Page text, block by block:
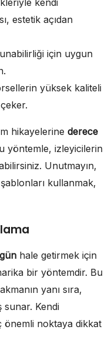
kendi
estetik açıdan
için uygun
yüksek kaliteli
hikayelerine derece
yöntemle, izleyicilerin
Unutmayın,
şablonları kullanmak,
hale getirmek için
bir yöntemdir. Bu
yanı sıra,
sunar. Kendi
noktaya dikkat